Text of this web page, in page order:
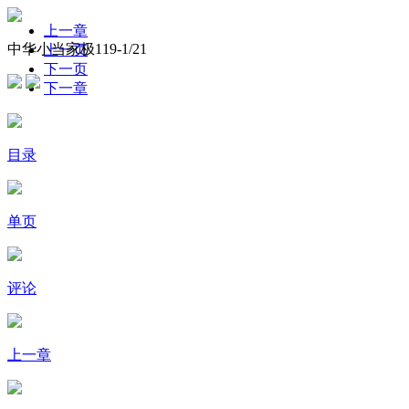
中华小当家极119-1/21
上一章
上一页
下一页
下一章
目录
单页
评论
上一章